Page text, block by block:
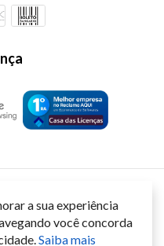
- CNPJ: 11.401.723/0001-19
. Todos os direitos reservados.
a sua experiência
você concorda
Saiba mais